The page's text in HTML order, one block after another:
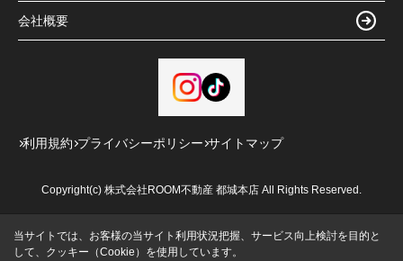
会社概要
利用規約 プライバシーポリシー サイトマップ
Copyright(c) 株式会社ROOM不動産 都城本店 All Rights Reserved.
当サイトでは、お客様の当サイト利用状況把握、サービス向上検討を目的と
して、クッキー（Cookie）を使用しています。